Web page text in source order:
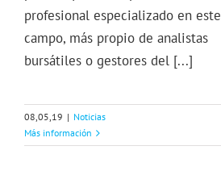
profesional especializado en este
campo, más propio de analistas
bursátiles o gestores del [...]
08,05,19 | Noticias
Más información